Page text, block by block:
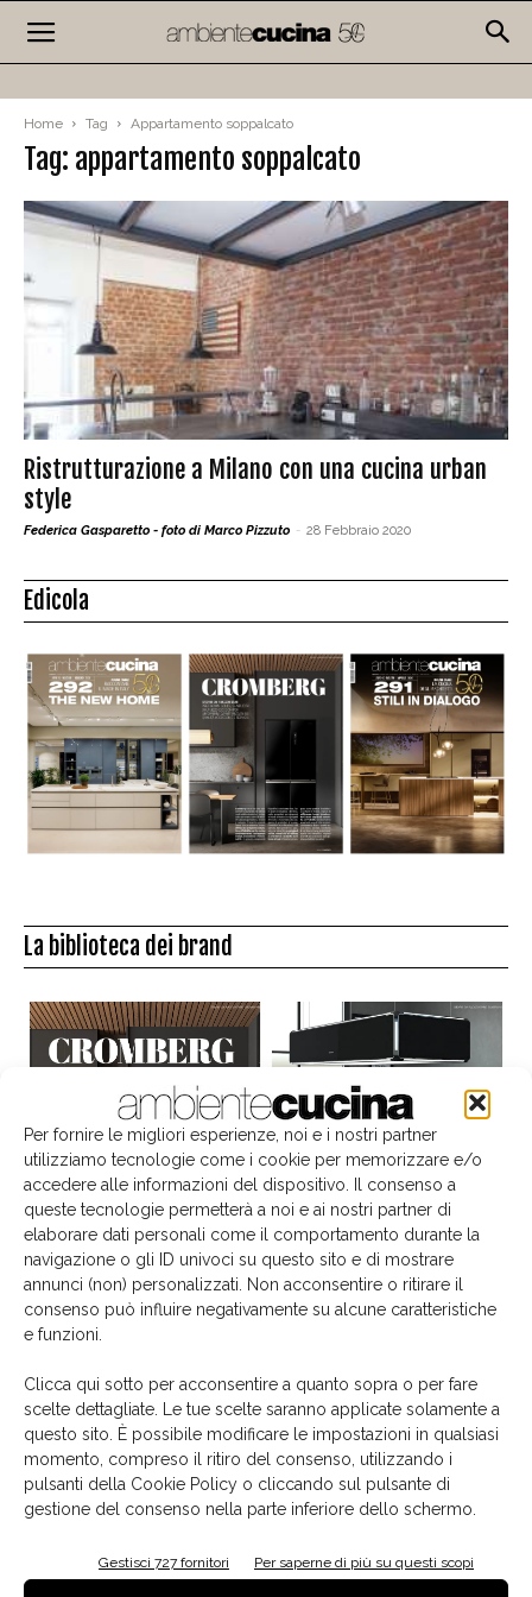
Per fornire le migliori esperienze, noi e i nostri partner
utilizziamo tecnologie come i cookie per memorizzare e/o
accedere alle informazioni del dispositivo. Il consenso a
queste tecnologie permetterà a noi e ai nostri partner di
elaborare dati personali come il comportamento durante la
navigazione o gli ID univoci su questo sito e di mostrare
annunci (non) personalizzati. Non acconsentire o ritirare il
consenso può influire negativamente su alcune caratteristiche
e funzioni.
Clicca qui sotto per acconsentire a quanto sopra o per fare
scelte dettagliate. Le tue scelte saranno applicate solamente a
questo sito. È possibile modificare le impostazioni in qualsiasi
momento, compreso il ritiro del consenso, utilizzando i
pulsanti della Cookie Policy o cliccando sul pulsante di
gestione del consenso nella parte inferiore dello schermo.
Gestisci 727 fornitori Per saperne di più su questi scopi
Home Tag Appartamento soppalcato
Tag: appartamento soppalcato
Ristrutturazione a Milano con una cucina urban
style
Federica Gasparetto - foto di Marco Pizzuto - 28 Febbraio 2020
Edicola
La biblioteca dei brand
Il libro del mese